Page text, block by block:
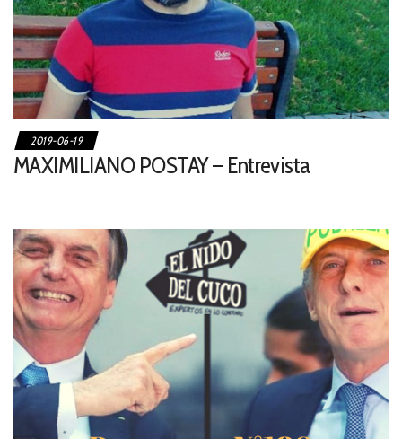
2019-06-19
MAXIMILIANO POSTAY – Entrevista